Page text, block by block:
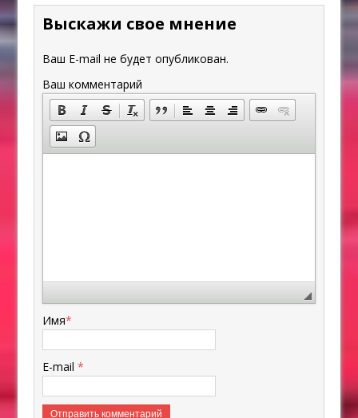
Выскажи свое мнение
Ваш E-mail не будет опубликован.
Ваш комментарий
Имя*
E-mail*